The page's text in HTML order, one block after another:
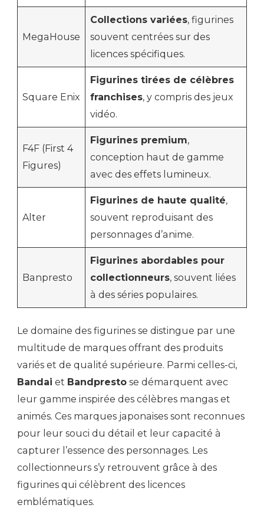
MegaHouse
Collections variées, figurines
souvent centrées sur des
licences spécifiques.
Square Enix
Figurines tirées de célèbres
franchises, y compris des jeux
vidéo.
F4F (First 4
Figures)
Figurines premium,
conception haut de gamme
avec des effets lumineux.
Alter
Figurines de haute qualité,
souvent reproduisant des
personnages d’anime.
Banpresto
Figurines abordables pour
collectionneurs, souvent liées
à des séries populaires.
Le domaine des figurines se distingue par une
multitude de marques offrant des produits
variés et de qualité supérieure. Parmi celles-ci,
Bandai et Bandpresto se démarquent avec
leur gamme inspirée des célèbres mangas et
animés. Ces marques japonaises sont reconnues
pour leur souci du détail et leur capacité à
capturer l’essence des personnages. Les
collectionneurs s’y retrouvent grâce à des
figurines qui célèbrent des licences
emblématiques.